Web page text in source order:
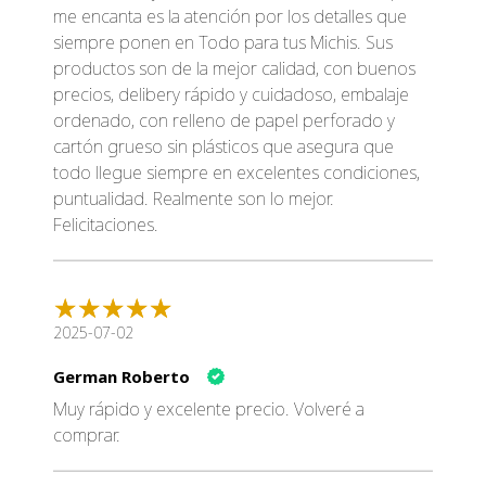
me encanta es la atención por los detalles que
siempre ponen en Todo para tus Michis. Sus
productos son de la mejor calidad, con buenos
precios, delibery rápido y cuidadoso, embalaje
ordenado, con relleno de papel perforado y
cartón grueso sin plásticos que asegura que
todo llegue siempre en excelentes condiciones,
puntualidad. Realmente son lo mejor.
Felicitaciones.
2025-07-02
German Roberto
Muy rápido y excelente precio. Volveré a
comprar.